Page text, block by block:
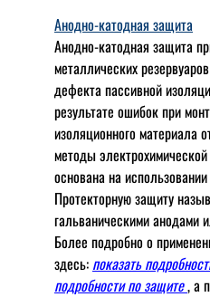
Анодно-катодная защита
Анодно-катодная защита
металлических
дефекта пассивной
результате ошибок при
изоляционного материала
методы
основана на
Протекторную защиту
гальваническими анодами
Более подробно о
здесь: показать
подробности по защите, а